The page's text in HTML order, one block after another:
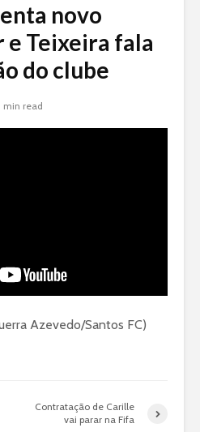
novo
Teixeira fala
do clube
min read
Azevedo/Santos FC)
Contratação de Carille
vai parar na Fifa